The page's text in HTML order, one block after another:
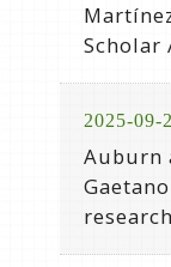
Scholar
2025-09-
Auburn